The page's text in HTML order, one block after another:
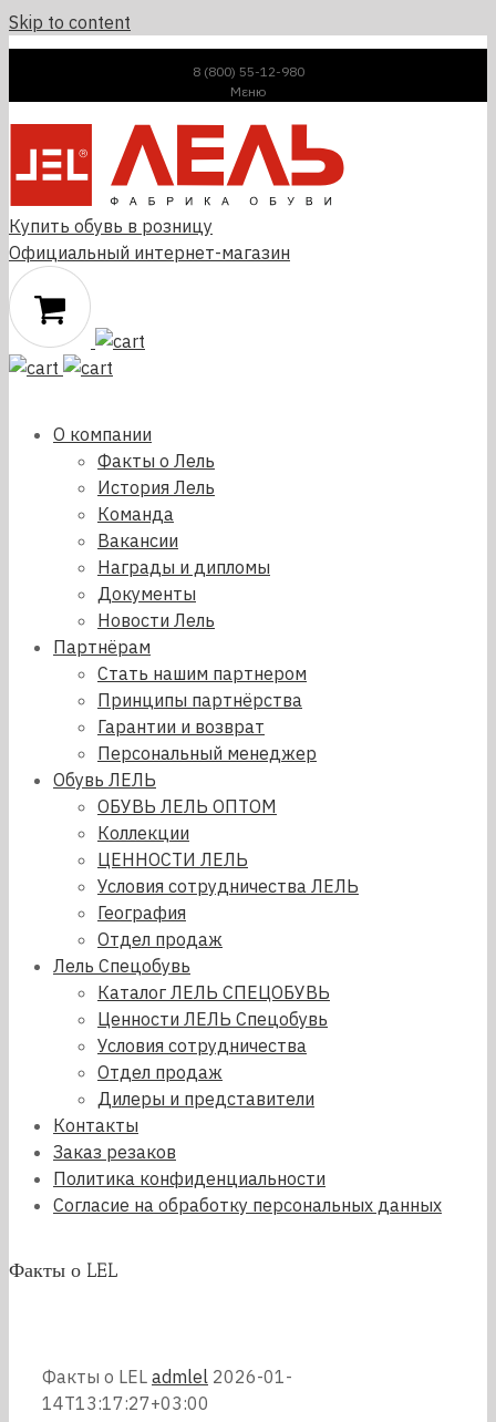
Skip to content
8 (800) 55-12-980
Μεню
Купить обувь в розницу
Официальный интернет-магазин
О компании
Факты о Лель
История Лель
Команда
Вакансии
Награды и дипломы
Документы
Новости Лель
Партнёрам
Стать нашим партнером
Принципы партнёрства
Гарантии и возврат
Персональный менеджер
Обувь ЛЕЛЬ
ОБУВЬ ЛЕЛЬ ОПТОМ
Коллекции
ЦЕННОСТИ ЛЕЛЬ
Условия сотрудничества ЛЕЛЬ
География
Отдел продаж
Лель Спецобувь
Каталог ЛЕЛЬ СПЕЦОБУВЬ
Ценности ЛЕЛЬ Спецобувь
Условия сотрудничества
Отдел продаж
Дилеры и представители
Контакты
Заказ резаков
Политика конфиденциальности
Согласие на обработку персональных данных
Факты о LEL
Факты о LEL admlel 2026-01-
14T13:17:27+03:00